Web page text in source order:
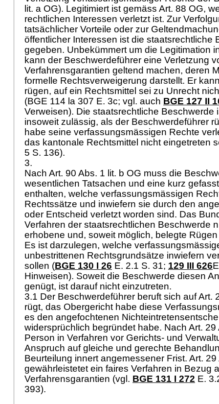
lit. a OG). Legitimiert ist gemäss Art. 88 OG,
rechtlichen Interessen verletzt ist. Zur
tatsächlicher Vorteile oder zur
öffentlicher Interessen ist die staatsrechtliche
gegeben. Unbekümmert um die Legitimation
kann der Beschwerdeführer eine Verletzung
Verfahrensgarantien geltend machen, deren
formelle Rechtsverweigerung darstellt. Er
rügen, auf ein Rechtsmittel sei zu Unrecht
(BGE 114 la 307 E. 3c; vgl. auch BGE 127 II
Verweisen). Die staatsrechtliche Beschwerde
insoweit zulässig, als der Beschwerdeführer
habe seine verfassungsmässigen Rechte
das kantonale Rechtsmittel nicht eingetreten
5 S. 136).
3.
Nach Art. 90 Abs. 1 lit. b OG muss die
wesentlichen Tatsachen und eine kurz
enthalten, welche verfassungsmässigen
Rechtssätze und inwiefern sie durch den
oder Entscheid verletzt worden sind. Das
Verfahren der staatsrechtlichen Beschwerde
erhobene und, soweit möglich, belegte
Es ist darzulegen, welche
unbestrittenen Rechtsgrundsätze inwiefern
sollen (BGE 130 I 26 E. 2.1 S. 31; 129 III 626
Hinweisen). Soweit die Beschwerde diesen
genügt, ist darauf nicht einzutreten.
3.1 Der Beschwerdeführer beruft sich aufArt.
rügt, das Obergericht habe diese
es den angefochtenen
widersprüchlich begründet habe. Nach Art. 29
Person in Verfahren vor Gerichts- und
Anspruch auf gleiche und gerechte
Beurteilung innert angemessener Frist. Art. 29
gewährleistetet ein faires Verfahren in Bezug
Verfahrensgarantien (vgl. BGE 131 I 272 E.
393).